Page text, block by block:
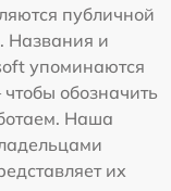
публичной
Названия и
упоминаются
обозначить
Наша
их